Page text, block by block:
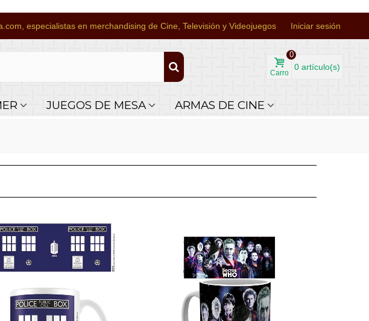
especialistas en merchandising de Cine, Televisión y Videojuegos Iniciar sesión
Carro
0
0 artículo(s)
JUEGOS DE MESA ARMAS DE CINE